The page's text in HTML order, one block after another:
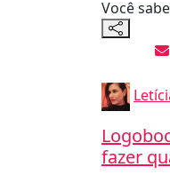
Você
fazer